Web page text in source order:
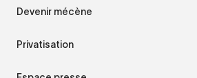
Devenir mécène
Privatisation